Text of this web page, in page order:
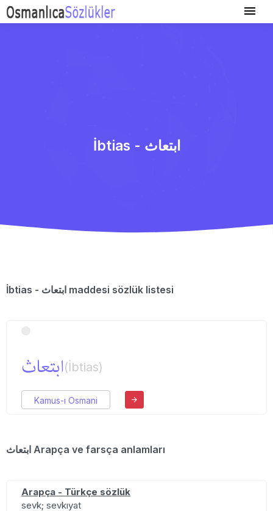
İbtias - ابتعاث
İbtias - ابتعاث maddesi sözlük listesi
ابتعاث(İbtias)
Kamus-ı Osmani
ابتعاث Arapça ve farsça anlamları
Arapça - Türkçe sözlük
sevk; sevkıyat